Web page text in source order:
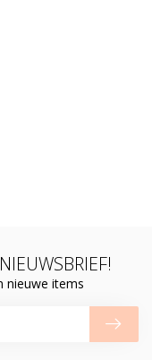
nieuwe items